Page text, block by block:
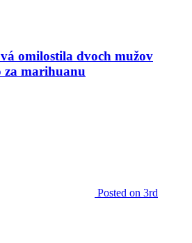
omilostila dvoch mužov
za marihuanu
Posted on 3rd